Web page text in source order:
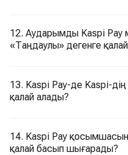
12. Аударымды Kaspi Pay
«Таңдаулы» дегенге
13. Kaspi Pay-де Kaspi-
қалай алады?
14. Kaspi Pay
қалай басып шығарады?